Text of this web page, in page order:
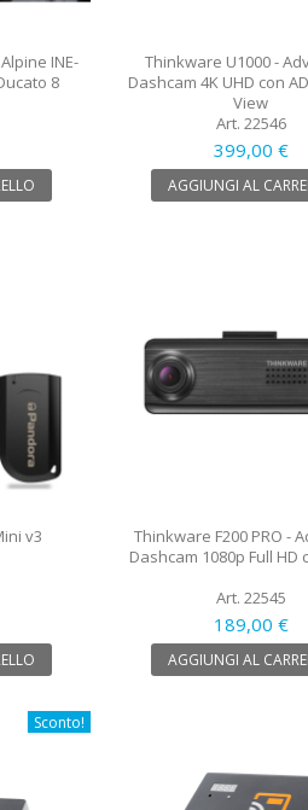
INE-
8
Thinkware U1000 -
Dashcam 4K UHD con
View
Art. 22546
399,00 €
AGGIUNGI AL
v3
Thinkware F200 PRO -
Dashcam 1080p Full HD
Art. 22545
189,00 €
AGGIUNGI AL
Sconto!